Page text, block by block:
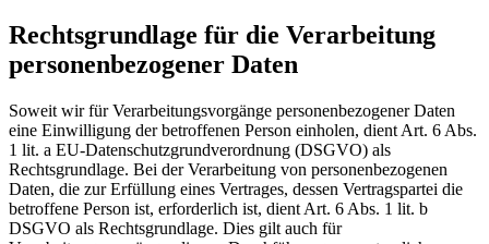
Rechtsgrundlage für die Verarbeitung
personenbezogener Daten
Soweit wir für Verarbeitungsvorgänge personenbezogener Daten
eine Einwilligung der betroffenen Person einholen, dient Art. 6 Abs.
1 lit. a EU-Datenschutzgrundverordnung (DSGVO) als
Rechtsgrundlage. Bei der Verarbeitung von personenbezogenen
Daten, die zur Erfüllung eines Vertrages, dessen Vertragspartei die
betroffene Person ist, erforderlich ist, dient Art. 6 Abs. 1 lit. b
DSGVO als Rechtsgrundlage. Dies gilt auch für